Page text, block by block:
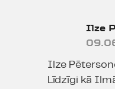
Ilze
Ilze
Līdzīgi kā